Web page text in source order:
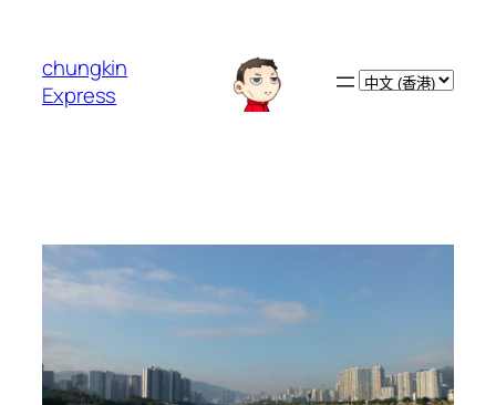
chungkin
Express
Choose